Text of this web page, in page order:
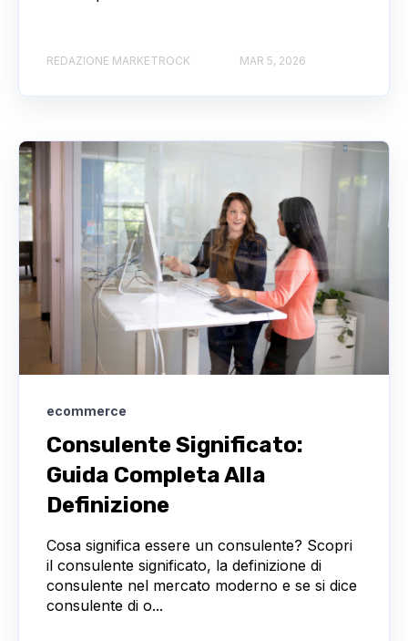
REDAZIONE MARKETROCK MAR 5, 2026
ecommerce
Consulente Significato:
Guida Completa Alla
Definizione
Cosa significa essere un consulente? Scopri
il consulente significato, la definizione di
consulente nel mercato moderno e se si dice
consulente di o...